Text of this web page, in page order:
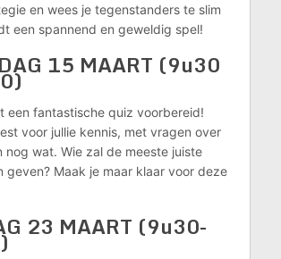
en wees je tegenstanders te slim
een spannend en geweldig spel!
15 MAART (9u30
een fantastische quiz voorbereid!
voor jullie kennis, met vragen over
nog wat. Wie zal de meeste juiste
geven? Maak je maar klaar voor deze
23 MAART (9u30-